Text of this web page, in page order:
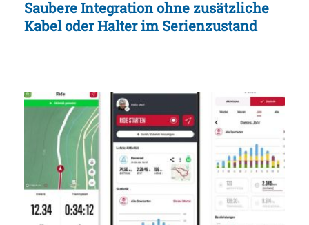
Saubere Integration ohne zusätzliche
Kabel oder Halter im Serienzustand